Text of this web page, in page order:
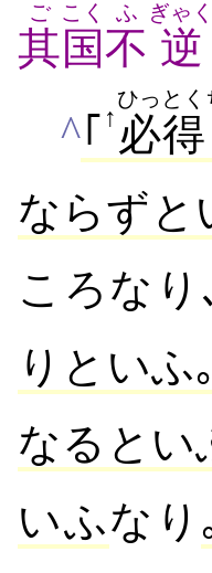
其
ご
国
こく
不
ふ
逆
ぎゃく
^｢ ↑ 必得
ひっとく
ならずと
ころなり
りといふ
なるとい
いふなり